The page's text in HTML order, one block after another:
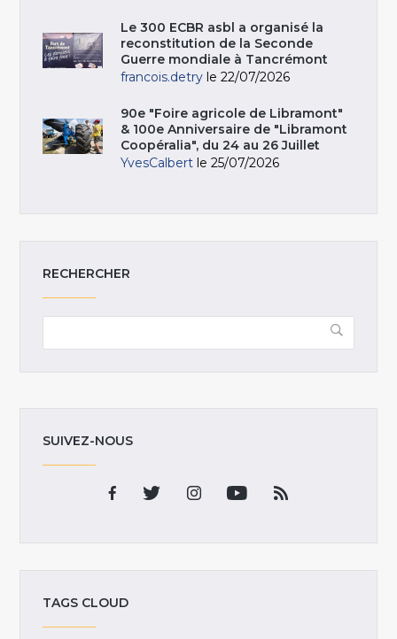
Le 300 ECBR asbl a organisé la
reconstitution de la Seconde
Guerre mondiale à Tancrémont
francois.detry le 22/07/2026
90e "Foire agricole de Libramont"
& 100e Anniversaire de "Libramont
Coopéralia", du 24 au 26 Juillet
YvesCalbert le 25/07/2026
RECHERCHER
SUIVEZ-NOUS
TAGS CLOUD